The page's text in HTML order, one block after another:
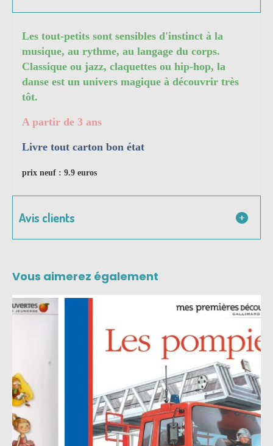
Les tout-petits sont sensibles d'instinct à la
musique, au rythme, au langage du corps.
Classique ou jazz, claquettes ou hip-hop, la
danse est un univers magique à découvrir très
tôt.
A partir de 3 ans
Livre tout carton bon état
prix neuf : 9.9 euros
Avis clients
Vous aimerez également